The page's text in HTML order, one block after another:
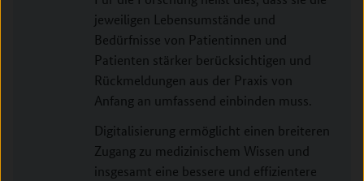
jeweiligen Lebensumstände und
Bedürfnisse von Patientinnen und
Patienten stärker berücksichtigen und
Rückmeldungen aus der Praxis von
Anfang an umfassend einbinden muss.
Digitalisierung ermöglicht einen breiteren
Zugang zu medizinischem Wissen und
insgesamt eine bessere und effizientere